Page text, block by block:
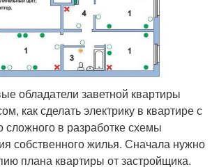
обладатели заветной квартиры
как сделать электрику в квартире с
сложного в разработке схемы
собственного жилья. Сначала нужно
плана квартиры от застройщика.